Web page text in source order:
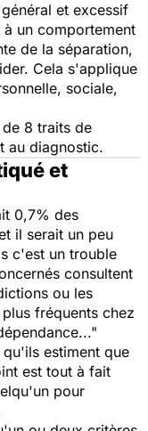
et excessif
un comportement
de la séparation,
Cela s'applique
sociale,
8 traits de
au diagnostic.
et
0,7% des
il serait un peu
c'est un trouble
consultent
ou les
fréquents chez
estiment que
est tout à fait
pour